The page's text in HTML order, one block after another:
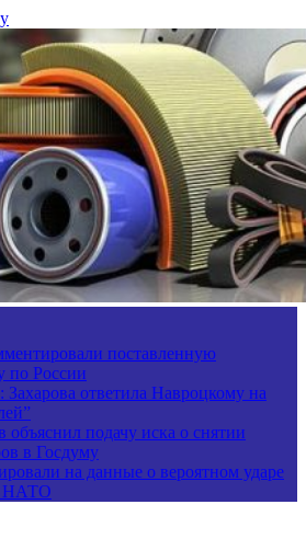
поставленную
по России
ответила Навроцкому на
объяснил подачу иска о снятии
в Госдуму
на данные о вероятном ударе
НАТО